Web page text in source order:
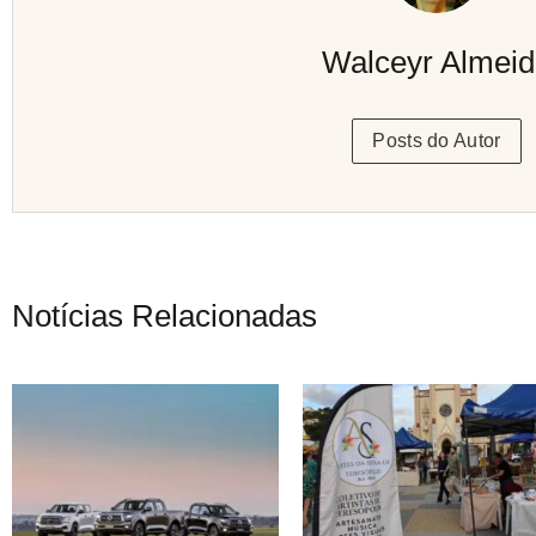
Walceyr
Posts do Autor
Notícias Relacionadas